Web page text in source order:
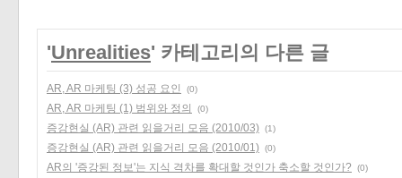
'Unrealities' 카테고리의 다른 글
AR, AR 마케팅 (3) 성공 요인 (0)
AR, AR 마케팅 (1) 범위와 정의 (0)
증강현실 (AR) 관련 읽을거리 모음 (2010/03) (1)
증강현실 (AR) 관련 읽을거리 모음 (2010/01) (0)
AR의 '증강된 정보'는 지식 격차를 확대할 것인가 축소할 것인가? (0)